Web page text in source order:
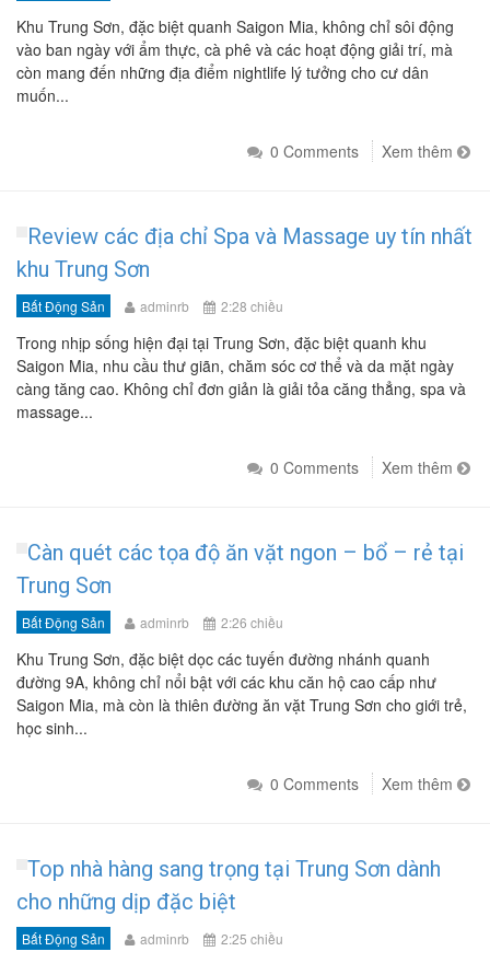
Khu Trung Sơn, đặc biệt quanh Saigon Mia, không chỉ sôi động
vào ban ngày với ẩm thực, cà phê và các hoạt động giải trí, mà
còn mang đến những địa điểm nightlife lý tưởng cho cư dân
muốn...
0 Comments Xem thêm
Review các địa chỉ Spa và Massage uy tín nhất
khu Trung Sơn
Bất Động Sản adminrb 2:28 chiều
Trong nhịp sống hiện đại tại Trung Sơn, đặc biệt quanh khu
Saigon Mia, nhu cầu thư giãn, chăm sóc cơ thể và da mặt ngày
càng tăng cao. Không chỉ đơn giản là giải tỏa căng thẳng, spa và
massage...
0 Comments Xem thêm
Càn quét các tọa độ ăn vặt ngon – bổ – rẻ tại
Trung Sơn
Bất Động Sản adminrb 2:26 chiều
Khu Trung Sơn, đặc biệt dọc các tuyến đường nhánh quanh
đường 9A, không chỉ nổi bật với các khu căn hộ cao cấp như
Saigon Mia, mà còn là thiên đường ăn vặt Trung Sơn cho giới trẻ,
học sinh...
0 Comments Xem thêm
Top nhà hàng sang trọng tại Trung Sơn dành
cho những dịp đặc biệt
Bất Động Sản adminrb 2:25 chiều